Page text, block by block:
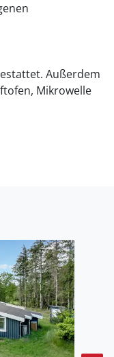
Mikrowelle
m² großen
Meer beträgt
liegt 200 m
zur
Die
von 50 m² und
Ferienunterkunft